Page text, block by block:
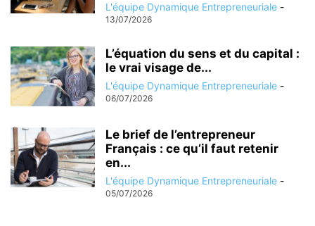
L'équipe Dynamique Entrepreneuriale -
13/07/2026
L’équation du sens et du capital :
le vrai visage de...
L'équipe Dynamique Entrepreneuriale -
06/07/2026
Le brief de l’entrepreneur
Français : ce qu’il faut retenir
en...
L'équipe Dynamique Entrepreneuriale -
05/07/2026